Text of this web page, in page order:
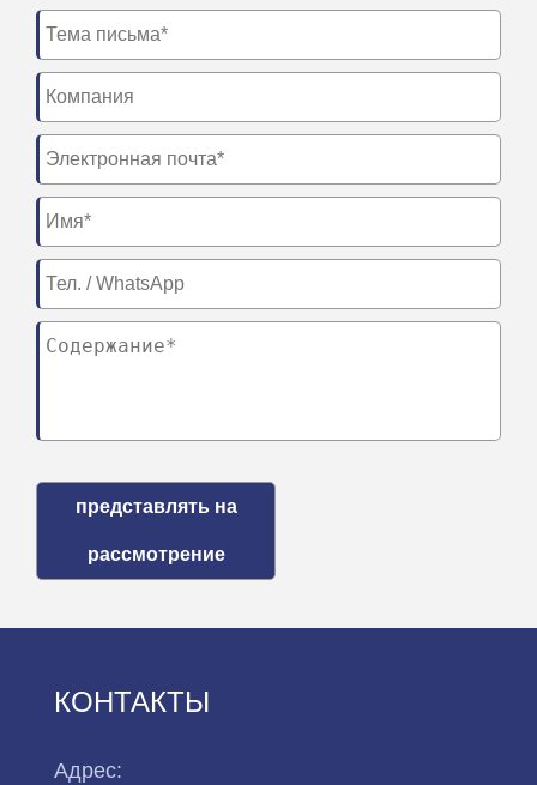
представлять на
рассмотрение
КОНТАКТЫ
Адрес: